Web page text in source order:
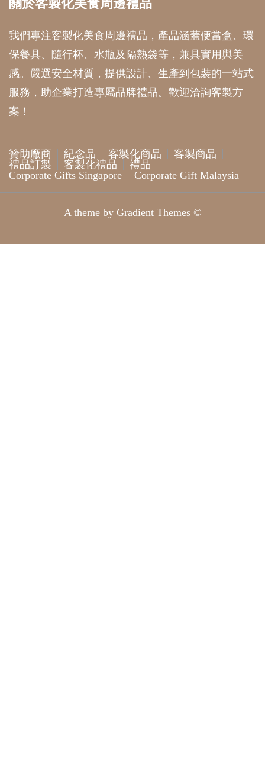
關於客製化美食周邊禮品
我們專注客製化美食周邊禮品，產品涵蓋便當盒、環
保餐具、隨行杯、水瓶及隔熱袋等，兼具實用與美
感。嚴選安全材質，提供設計、生產到包裝的一站式
服務，助企業打造專屬品牌禮品。歡迎洽詢客製方
案！
贊助廠商 紀念品 客製化商品
客製商品
禮品訂製
客製化禮品
禮品
Corporate Gifts Singapore
Corporate Gift Malaysia
A theme by Gradient Themes ©